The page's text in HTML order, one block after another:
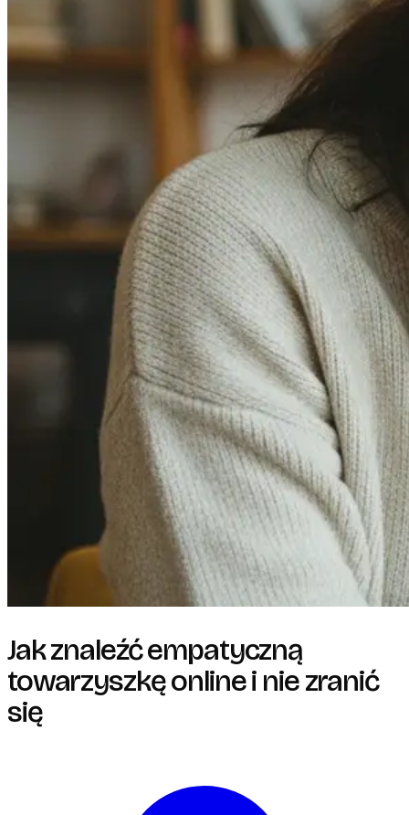
Jak znaleźć empatyczną
towarzyszkę online i nie zranić
się